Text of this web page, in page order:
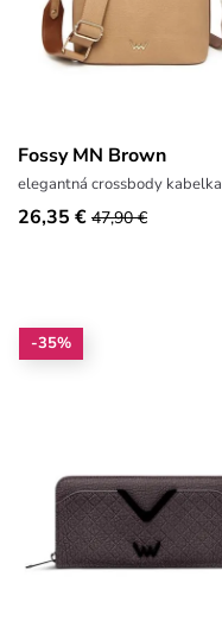
Fossy MN Brown
elegantná crossbody kabelka
26,35 € 47,90 €
-35%